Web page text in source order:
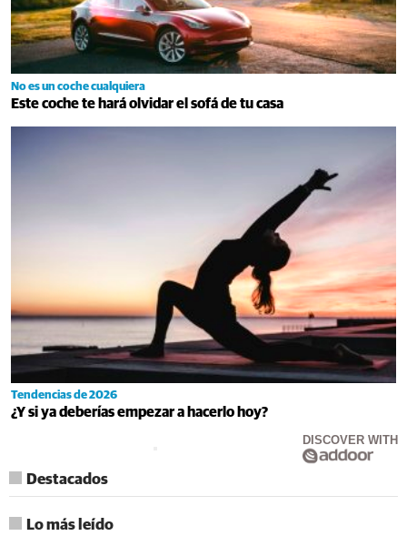
No es un coche cualquiera
Este coche te hará olvidar el sofá de tu casa
Tendencias de 2026
¿Y si ya deberías empezar a hacerlo hoy?
DISCOVER WITH
Destacados
Lo más leído